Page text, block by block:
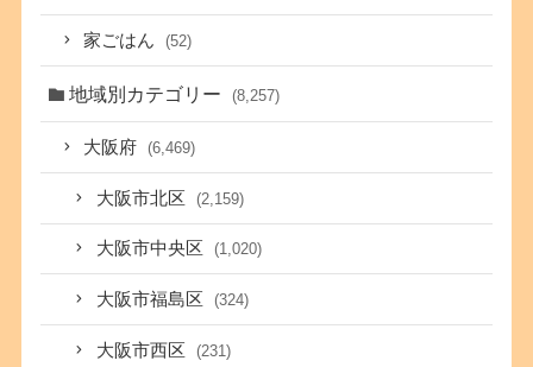
家ごはん (52)
地域別カテゴリー (8,257)
大阪府 (6,469)
大阪市北区 (2,159)
大阪市中央区 (1,020)
大阪市福島区 (324)
大阪市西区 (231)